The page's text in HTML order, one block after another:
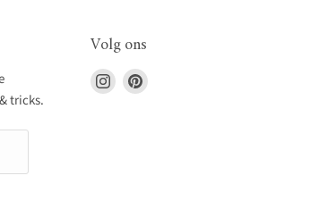
tricks.
Volg ons
Vind
ons
Vind